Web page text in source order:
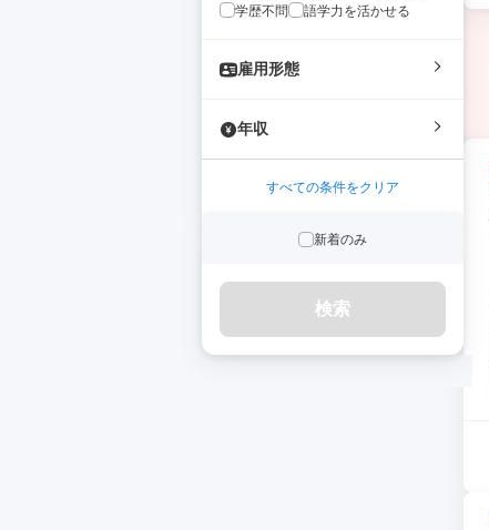
学歴不問
語学力を活かせる
雇用形態
年収
すべての条件をクリア
新着のみ
検索